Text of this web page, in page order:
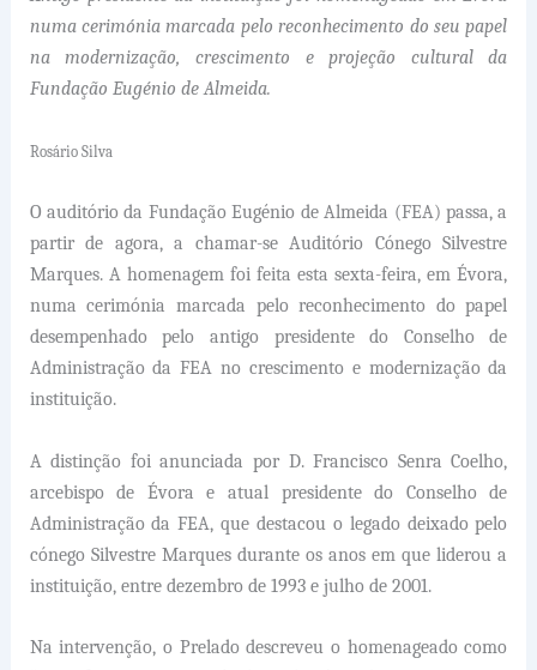
numa cerimónia marcada pelo reconhecimento do seu papel
na modernização, crescimento e projeção cultural da
Fundação Eugénio de Almeida.
Rosário Silva
O auditório da Fundação Eugénio de Almeida (FEA) passa, a
partir de agora, a chamar-se Auditório Cónego Silvestre
Marques. A homenagem foi feita esta sexta-feira, em Évora,
numa cerimónia marcada pelo reconhecimento do papel
desempenhado pelo antigo presidente do Conselho de
Administração da FEA no crescimento e modernização da
instituição.
A distinção foi anunciada por D. Francisco Senra Coelho,
arcebispo de Évora e atual presidente do Conselho de
Administração da FEA, que destacou o legado deixado pelo
cónego Silvestre Marques durante os anos em que liderou a
instituição, entre dezembro de 1993 e julho de 2001.
Na intervenção, o Prelado descreveu o homenageado como